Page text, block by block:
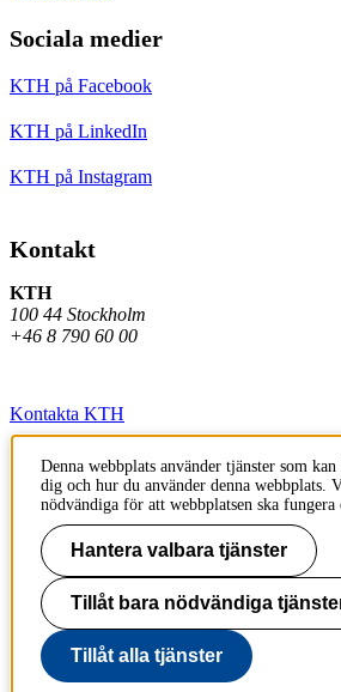
Sociala medier
KTH på Facebook
KTH på LinkedIn
KTH på Instagram
Kontakt
KTH
100 44 Stockholm
+46 8 790 60 00
Kontakta KTH
Jobba på KTH
Press och media
Faktura och betalning KTH
Om KTH:s webbplatser
Tillgänglighetsredogörelse
Denna webbplats använder tjänster som
dig och hur du använder denna webbplats.
nödvändiga för att webbplatsen ska fungera
Hantera valbara tjänster
Tillåt bara nödvändiga
Tillåt alla tjänster